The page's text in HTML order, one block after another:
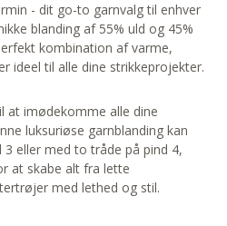
- dit go-to garnvalg til enhver
blanding af 55% uld og 45%
kombination af varme,
ideel til alle dine strikkeprojekter.
at imødekomme alle dine
luksuriøse garnblanding kan
eller med to tråde på pind 4,
at skabe alt fra lette
med lethed og stil.